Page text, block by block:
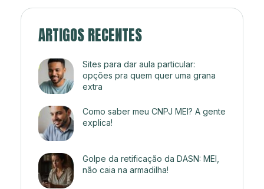
ARTIGOS RECENTES
Sites para dar aula particular:
opções pra quem quer uma grana
extra
Como saber meu CNPJ MEI? A gente
explica!
Golpe da retificação da DASN: MEI,
não caia na armadilha!